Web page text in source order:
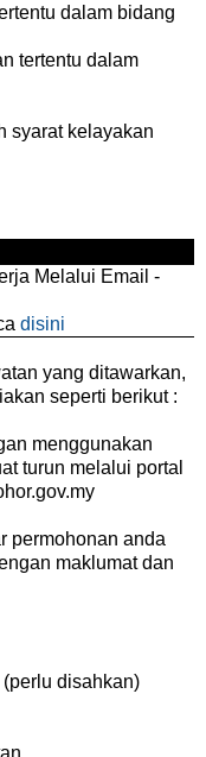
dalam bidang
tertentu dalam
syarat kelayakan
Melalui Email -
disini
yang ditawarkan,
seperti berikut :
menggunakan
turun melalui portal
permohonan anda
maklumat dan
disahkan)